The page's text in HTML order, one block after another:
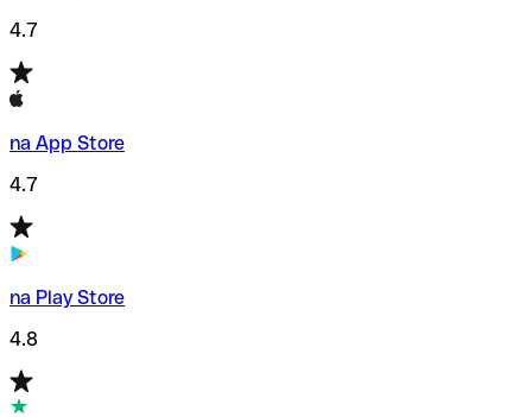
4.7
na App Store
4.7
na Play Store
4.8